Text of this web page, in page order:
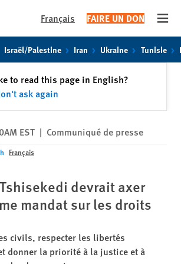
Français FAIRE UN DON
Israël/Palestine Iran Ukraine Tunisie
to read this page in English?
ask again
EST | Communiqué de presse
Français
Tshisekedi devrait axer
mandat sur les droits
civils, respecter les libertés
donner la priorité à la justice et à